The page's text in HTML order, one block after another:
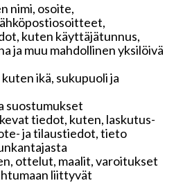
nimi, osoite,
kuten käyttäjätunnus,
ja muu mahdollinen yksilöivä
ikä, sukupuoli ja
suostumukset
tiedot, kuten, laskutus-
ja tilaustiedot, tieto
ottelut, maalit, varoitukset
liittyvät